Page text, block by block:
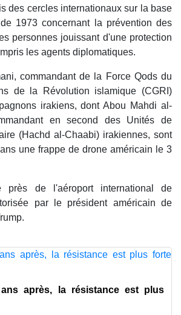
des cercles internationaux sur la base
1973 concernant la prévention des
personnes jouissant d'une protection
les agents diplomatiques.
commandant de la Force Qods du
de la Révolution islamique (CGRI)
irakiens, dont Abou Mahdi al-
en second des Unités de
(Hachd al-Chaabi) irakiennes, sont
une frappe de drone américain le 3
près de l'aéroport international de
par le président américain de
ans après, la résistance est plus